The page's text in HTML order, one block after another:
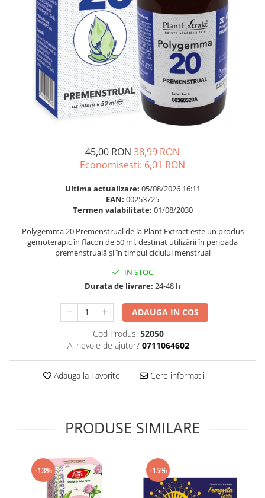
Omega 3
Par si unghii
Probiotice si prebiotice
Prostata
Sanatate urinara
Sistemul respirator
Somn stres si anxietate
Supliment Complexe
Supliment Vitamina B
Supliment Vitamina C
Supliment Zinc
Tincturi si Gemoderivate
Tuse gat si respiratie
Ingrijire par
Balsam masca si tratament
Produse cu SPF Pentru Fata
Repelenti insecte
45,00 RON38,99 RON
Economisesti: 6,01 RON
Ultima actualizare: 05/08/2026 16:11
EAN: 00253725
Termen valabilitate: 01/08/2030
Polygemma 20 Premenstrual de la Plant Extract este un produs
gemoterapic în flacon de 50 ml, destinat utilizării în perioada
premenstruală și în timpul ciclului menstrual
IN STOC
Durata de livrare: 24-48 h
ADAUGA IN COS
Cod Produs: 52050
Ai nevoie de ajutor? 0711064602
Adauga la Favorite Cere informatii
PRODUSE SIMILARE
-13% -15%